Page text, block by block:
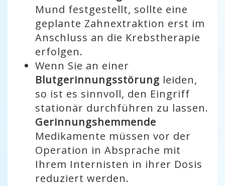
Mund festgestellt, sollte eine
geplante Zahnextraktion erst im
Anschluss an die Krebstherapie
erfolgen.
Wenn Sie an einer
Blutgerinnungsstörung leiden,
so ist es sinnvoll, den Eingriff
stationär durchführen zu lassen.
Gerinnungshemmende
Medikamente müssen vor der
Operation in Absprache mit
Ihrem Internisten in ihrer Dosis
reduziert werden.